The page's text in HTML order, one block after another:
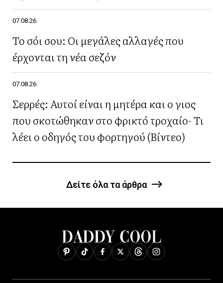
07.08.26
Το σόι σου: Οι μεγάλες αλλαγές που
έρχονται τη νέα σεζόν
07.08.26
Σερρές: Αυτοί είναι η μητέρα και ο γιος
που σκοτώθηκαν στο φρικτό τροχαίο- Τι
λέει ο οδηγός του φορτηγού (Βίντεο)
Δείτε όλα τα άρθρα